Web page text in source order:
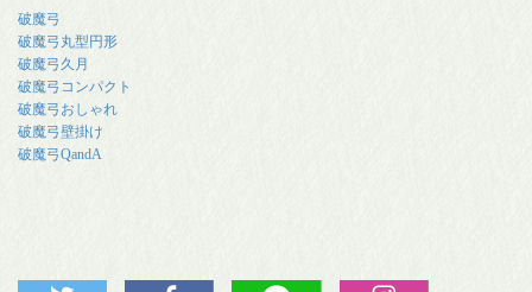
破魔弓
破魔弓丸型円形
破魔弓久月
破魔弓コンパクト
破魔弓おしゃれ
破魔弓壁掛け
破魔弓QandA